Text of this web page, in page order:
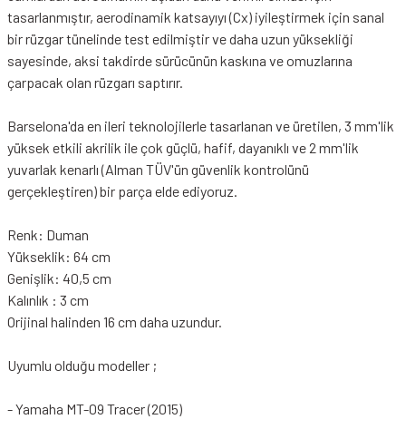
tasarlanmıştır, aerodinamik katsayıyı (Cx) iyileştirmek için sanal
bir rüzgar tünelinde test edilmiştir ve daha uzun yüksekliği
sayesinde, aksi takdirde sürücünün kaskına ve omuzlarına
çarpacak olan rüzgarı saptırır.
Barselona'da en ileri teknolojilerle tasarlanan ve üretilen, 3 mm'lik
yüksek etkili akrilik ile çok güçlü, hafif, dayanıklı ve 2 mm'lik
yuvarlak kenarlı (Alman TÜV'ün güvenlik kontrolünü
gerçekleştiren) bir parça elde ediyoruz.
Renk: Duman
Yükseklik: 64 cm
Genişlik: 40,5 cm
Kalınlık : 3 cm
Orijinal halinden 16 cm daha uzundur.
Uyumlu olduğu modeller ;
- Yamaha MT-09 Tracer (2015)